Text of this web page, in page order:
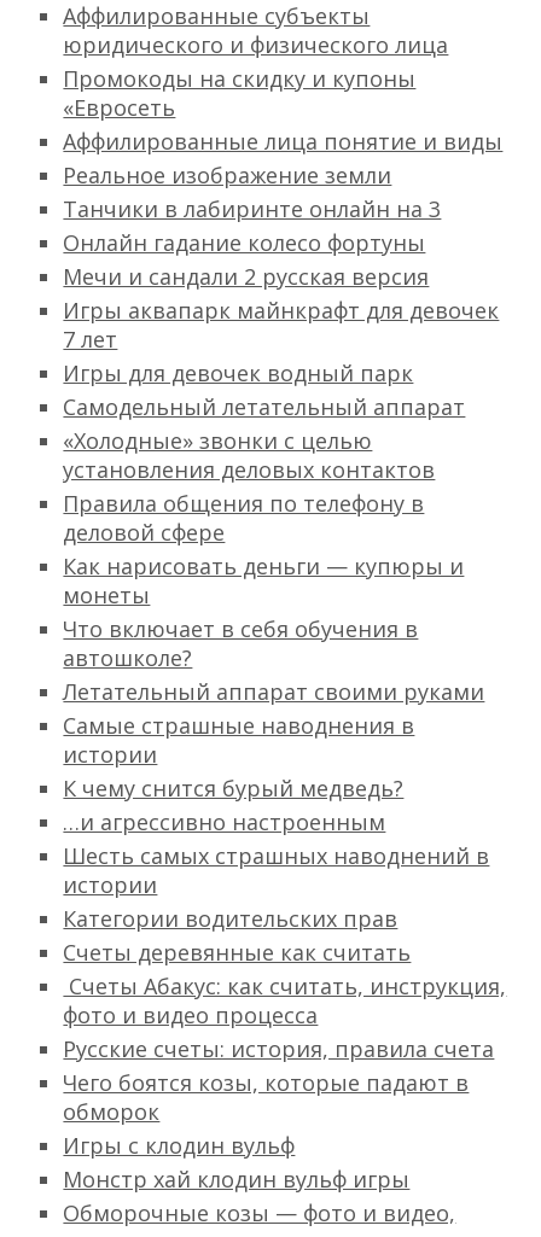
Аффилированные субъекты
юридического и физического лица
Промокоды на скидку и купоны
«Евросеть
Аффилированные лица понятие и виды
Реальное изображение земли
Танчики в лабиринте онлайн на 3
Онлайн гадание колесо фортуны
Мечи и сандали 2 русская версия
Игры аквапарк майнкрафт для девочек
7 лет
Игры для девочек водный парк
Cамодельный летательный аппарат
«Холодные» звонки с целью
установления деловых контактов
Правила общения по телефону в
деловой сфере
Как нарисовать деньги — купюры и
монеты
Что включает в себя обучения в
автошколе?
Летательный аппарат своими руками
Самые страшные наводнения в
истории
К чему снится бурый медведь?
…и агрессивно настроенным
Шесть самых страшных наводнений в
истории
Категории водительских прав
Счеты деревянные как считать
Счеты Абакус: как считать, инструкция,
фото и видео процесса
Русские счеты: история, правила счета
Чего боятся козы, которые падают в
обморок
Игры с клодин вульф
Монстр хай клодин вульф игры
Обморочные козы — фото и видео,